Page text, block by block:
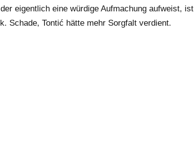
eigentlich eine würdige Aufmachung aufweist, ist
Schade, Tontić hätte mehr Sorgfalt verdient.